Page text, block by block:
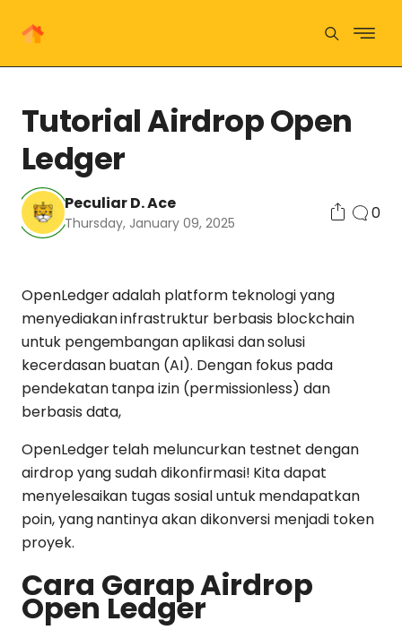
Tutorial Airdrop Open
Ledger
Peculiar D. Ace
Thursday, January 09, 2025
0
OpenLedger adalah platform teknologi yang
menyediakan infrastruktur berbasis blockchain
untuk pengembangan aplikasi dan solusi
kecerdasan buatan (AI). Dengan fokus pada
pendekatan tanpa izin (permissionless) dan
berbasis data,
OpenLedger telah meluncurkan testnet dengan
airdrop yang sudah dikonfirmasi! Kita dapat
menyelesaikan tugas sosial untuk mendapatkan
poin, yang nantinya akan dikonversi menjadi token
proyek.
Cara Garap Airdrop
Open Ledger